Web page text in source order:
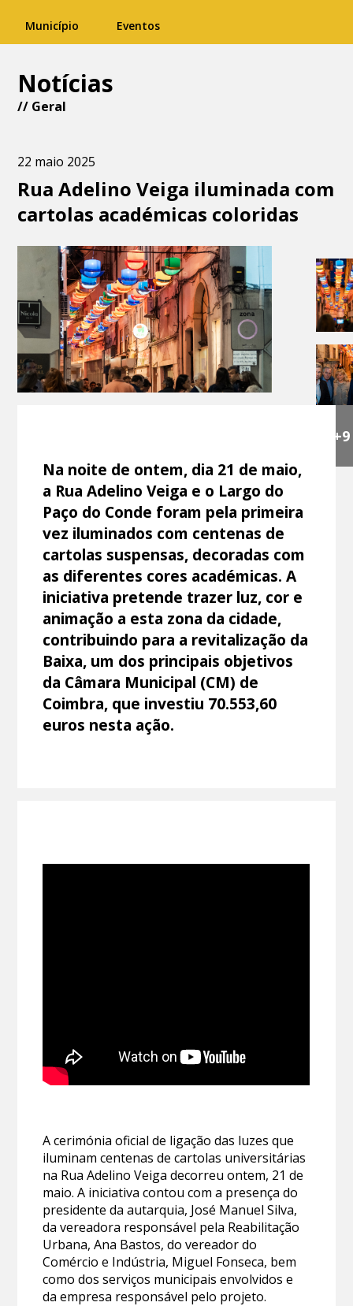
Município Eventos
Notícias
// Geral
22 maio 2025
Rua Adelino Veiga iluminada com
cartolas académicas coloridas
+9
Na noite de ontem, dia 21 de maio,
a Rua Adelino Veiga e o Largo do
Paço do Conde foram pela primeira
vez iluminados com centenas de
cartolas suspensas, decoradas com
as diferentes cores académicas. A
iniciativa pretende trazer luz, cor e
animação a esta zona da cidade,
contribuindo para a revitalização da
Baixa, um dos principais objetivos
da Câmara Municipal (CM) de
Coimbra, que investiu 70.553,60
euros nesta ação.
A cerimónia oficial de ligação das luzes que
iluminam centenas de cartolas universitárias
na Rua Adelino Veiga decorreu ontem, 21 de
maio. A iniciativa contou com a presença do
presidente da autarquia, José Manuel Silva,
da vereadora responsável pela Reabilitação
Urbana, Ana Bastos, do vereador do
Comércio e Indústria, Miguel Fonseca, bem
como dos serviços municipais envolvidos e
da empresa responsável pelo projeto.